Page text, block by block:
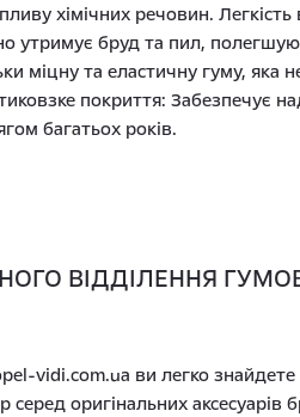
хімічних речовин.
утримує бруд та пил,
міцну та еластичну гуму, яка
покриття: Забезпечує
багатьох років.
ВІДДІЛЕННЯ
vidi.com.ua ви легко
серед оригінальних аксесуарів